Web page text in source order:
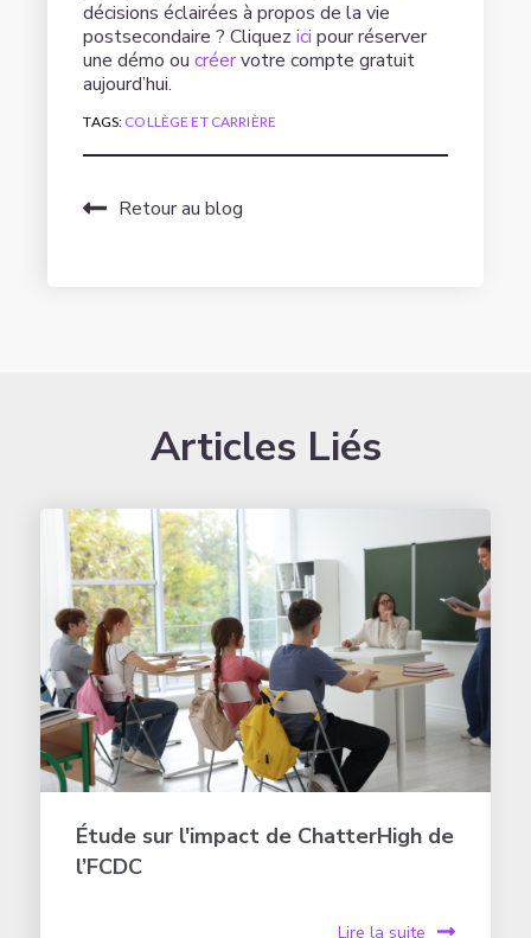
décisions éclairées à propos de la vie
postsecondaire ? Cliquezici pour réserver
une démo oucréervotre compte gratuit
aujourd’hui.
TAGS: COLLÈGE ET CARRIÈRE
Retour au blog
Articles Liés
Étude sur l'impact de ChatterHigh de
l’FCDC
Lire la suite